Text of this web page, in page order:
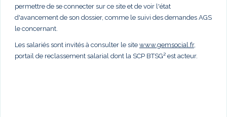
permettre de se connecter sur ce site et de voir l'état
d'avancement de son dossier, comme le suivi des demandes AGS
le concernant.
Les salariés sont invités à consulter le site www.gemsocial.fr,
portail de reclassement salarial dont la SCP BTSG² est acteur.